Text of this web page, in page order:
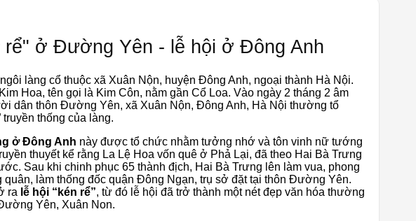
rể" ở Đường Yên - lễ hội ở Đông Anh
làng cổ thuộc xã Xuân Nộn, huyện Đông Anh, ngoại thành Hà Nội.
Hoa, tên gọi là Kim Côn, nằm gần Cổ Loa. Vào ngày 2 tháng 2 âm
dân thôn Đường Yên, xã Xuân Nộn, Đông Anh, Hà Nội thường tổ
truyền thống của làng.
ở Đông Anh này được tổ chức nhằm tưởng nhớ và tôn vinh nữ tướng
thuyết kể rằng La Lệ Hoa vốn quê ở Phả Lại, đã theo Hai Bà Trưng
Sau khi chinh phục 65 thành địch, Hai Bà Trưng lên làm vua, phong
quân, làm thống đốc quận Đông Ngạn, trụ sở đặt tại thôn Đường Yên.
ra lễ hội “kén rể”, từ đó lễ hội đã trở thành một nét đẹp văn hóa thường
Yên, Xuân Non.